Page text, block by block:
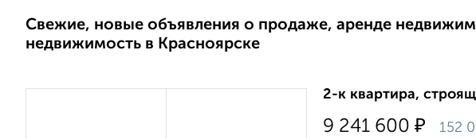
Свежие, новые объявления о продаже, аренде
недвижимость в Красноярске
2-к квартира,
9 241 600 ₽ 152